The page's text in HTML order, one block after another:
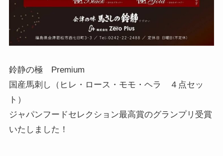
鈴静の極 Premium
国産馬刺し（ヒレ・ロース・モモ・ヘラ ４点セッ
ト）
ジャパンフードセレクション最高賞のグランプリ受賞
いたしました！